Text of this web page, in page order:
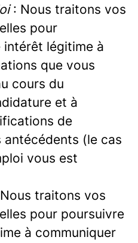
: Nous traitons vos
pour
légitime à
que vous
cours du
et à
de
(le cas
vous est
traitons vos
pour poursuivre
à communiquer